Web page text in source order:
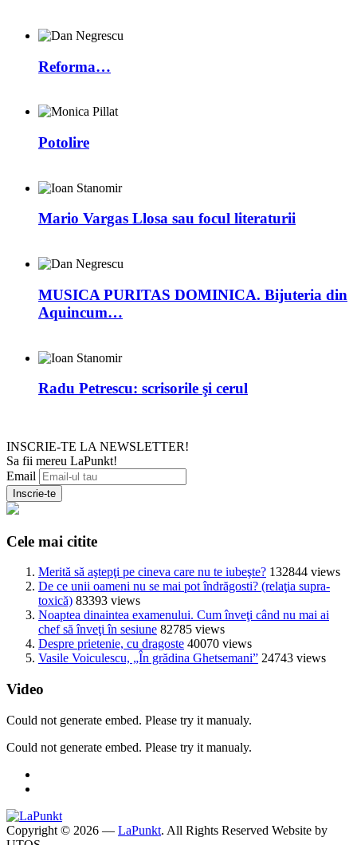
Reforma…
Potolire
Mario Vargas Llosa sau focul literaturii
MUSICA PURITAS DOMINICA. Bijuteria din
Aquincum…
Radu Petrescu: scrisorile şi cerul
INSCRIE-TE LA NEWSLETTER!
Sa fii mereu LaPunkt!
Email
Cele mai citite
Merită să aştepţi pe cineva care nu te iubeşte? 132844 views
De ce unii oameni nu se mai pot îndrăgosti? (relaţia supra-
toxică) 83393 views
Noaptea dinaintea examenului. Cum înveţi când nu mai ai
chef să înveţi în sesiune 82785 views
Despre prietenie, cu dragoste 40070 views
Vasile Voiculescu, „În grădina Ghetsemani” 24743 views
Video
Could not generate embed. Please try it manualy.
Could not generate embed. Please try it manualy.
Copyright © 2026 — LaPunkt. All Rights Reserved Website by